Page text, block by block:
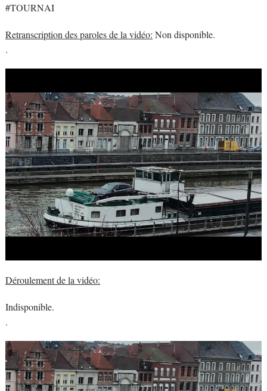
#TOURNAI
Retranscription des paroles de la vidéo: Non disponible.
.
Déroulement de la vidéo:
Indisponible.
.